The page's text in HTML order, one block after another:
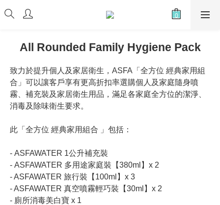
All Rounded Family Hygiene Pack
致力於提升個人及家居衛生，ASFA「全方位 經典家用組
合」可以讓客戶享有更高折扣率選購個人及家庭隨身噴
霧、補充裝及家居衛生用品，滿足各家庭全方位的潔淨、
消毒及除味衛生要求。
此「全方位 經典家用組合 」包括：
- ASFAWATER 1公升補充裝
- ASFAWATER 多用途家庭裝【380ml】x 2
- ASFAWATER 旅行裝【100ml】x 3
- ASFAWATER 真空噴霧輕巧裝【30ml】x 2
- 廁所消毒美白寶 x 1